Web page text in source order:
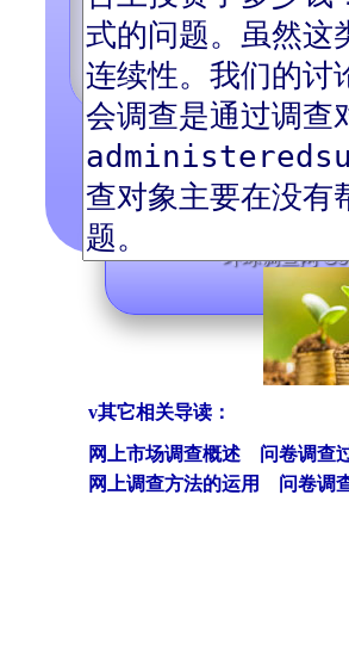
v其它相关导读：
网上市场调查概述
问卷调查
网上调查方法的运用
问卷调
版权声明 本网声
环球调查网
中华